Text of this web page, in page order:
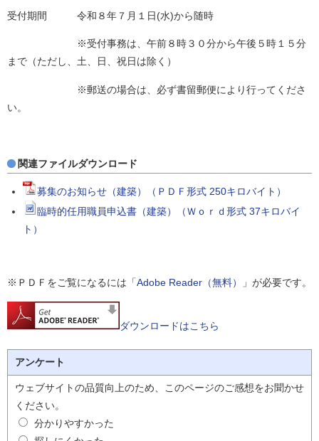
受付期間 令和８年７月１日(水)から随時
※受付事務は、午前８時３０分から午後５時１５分
まで（ただし、土、日、祝日は除く）
※郵送の場合は、必ず書留郵便により行ってくださ
い。
関連ファイルダウンロード
募集のお知らせ（建築）（ＰＤＦ形式 250キロバイト）
臨時的任用職員申込書（建築）（Ｗｏｒｄ形式 37キロバイ
ト）
※ＰＤＦをご覧になるには「Adobe Reader（無料） 」が必要です。
ダウンロードはこちら
アンケート
ウェブサイトの品質向上のため、このページのご感想をお聞かせ
ください。
分かりやすかった